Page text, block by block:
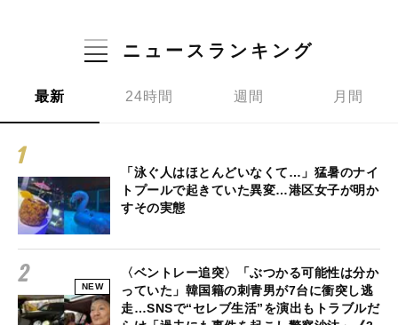
ニュースランキング
最新 24時間 週間 月間
「泳ぐ人はほとんどいなくて…」猛暑のナイ
トプールで起きていた異変…港区女子が明か
すその実態
NEW
〈ベントレー追突〉「ぶつかる可能性は分か
っていた」韓国籍の刺青男が7台に衝突し逃
走…SNSで“セレブ生活”を演出もトラブルだ